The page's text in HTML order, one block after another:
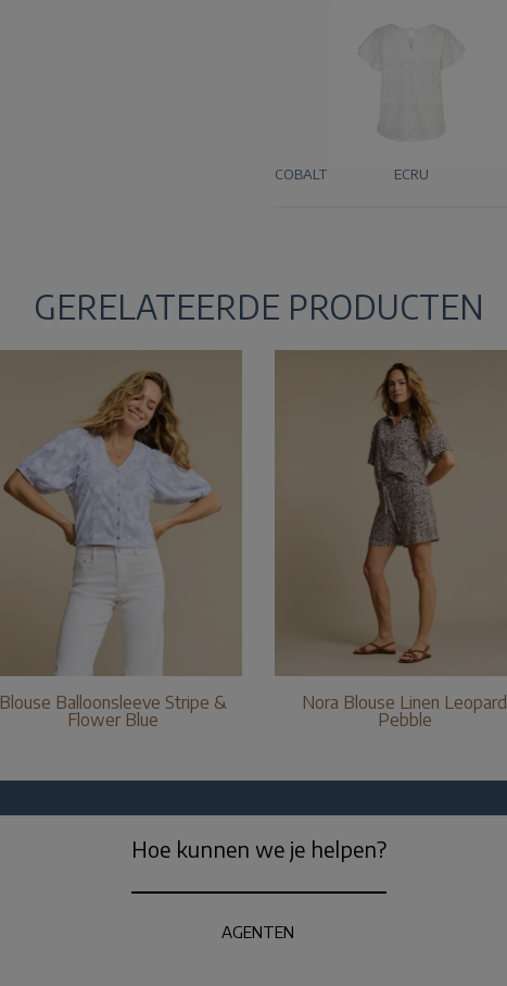
COBALT ECRU
GERELATEERDE PRODUCTEN
Blouse Balloonsleeve Stripe &
Flower Blue
Nora Blouse Linen Leopard
Pebble
Hoe kunnen we je helpen?
AGENTEN